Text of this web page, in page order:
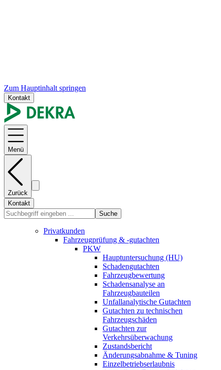
Zum Hauptinhalt springen
Kontakt
Menü
Zurück
Kontakt
Suche
Privatkunden
Fahrzeugprüfung & -gutachten
PKW
Hauptuntersuchung (HU)
Schadengutachten
Fahrzeugbewertung
Schadensanalyse an
Fahrzeugbauteilen
Unfallanalytische Gutachten
Gutachten zu technischen
Fahrzeugschäden
Gutachten zur
Verkehrsüberwachung
Zustandsbericht
Änderungsabnahme & Tuning
Einzelbetriebserlaubnis